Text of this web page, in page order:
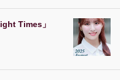
Times」